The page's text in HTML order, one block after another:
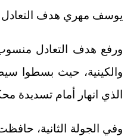
يوسف مهري هدف التعادل في الدقيقة 27 إثر
ورفع هدف التعادل
والكينية، حيث بسطوا
الذي انهار أمام تسديدة محكمة
وفي الجولة الثانية،